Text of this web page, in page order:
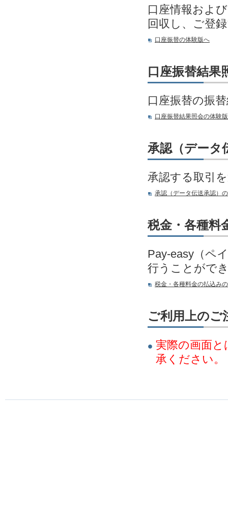
口座情報およ
回収し、ご登
口座振替の体験版へ
口座振替結果
口座振替の振
口座振替結果照会の体験
承認（データ
承認する取引
承認（データ伝送承認）
税金・各種料
Pay-easy（ペ
行うことがで
税金・各種料金の払込み
ご利用上のご
実際の画面
承ください。